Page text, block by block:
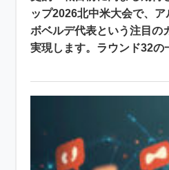
ップ2026北中米大会で、
ボベルデ代表という注目の
実現します。ラウンド32